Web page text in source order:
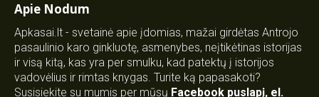
Apie Nodum
Apkasai.lt - svetainė apie įdomias, mažai girdėtas Antrojo
pasaulinio karo ginkluotę, asmenybes, neįtikėtinas istorijas
ir visą kitą, kas yra per smulku, kad patektų į istorijos
vadovėlius ir rimtas knygas. Turite ką papasakoti?
Susisiekite su mumis per mūsų Facebook puslapį, el.